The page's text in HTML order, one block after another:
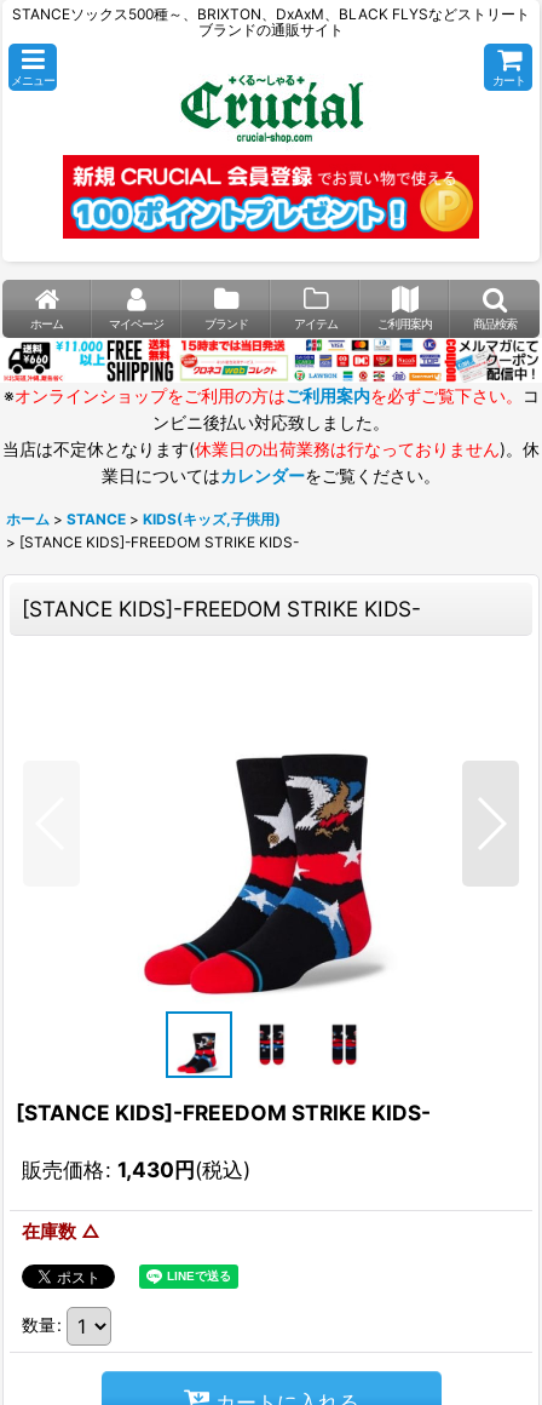
STANCEソックス500種～、BRIXTON、DxAxM、BLACK FLYSなどストリート
ブランドの通販サイト
メニュー カート
ホーム マイページ ブランド アイテム ご利用案内 商品検索
※オンラインショップをご利用の方はご利用案内を必ずご覧下さい。
コ
ンビニ後払い対応致しました。
当店は不定休となります(休業日の出荷業務は行なっておりません)。休
業日についてはカレンダーをご覧ください。
ホーム > STANCE > KIDS(キッズ,子供用)
> [STANCE KIDS]-FREEDOM STRIKE KIDS-
[STANCE KIDS]-FREEDOM STRIKE KIDS-
[STANCE KIDS]-FREEDOM STRIKE KIDS-
販売価格: 1,430円(税込)
在庫数 △
数量: